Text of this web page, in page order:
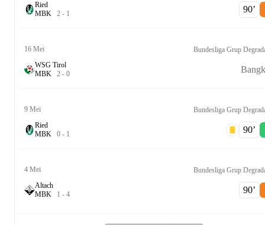
Ried
MBK 2 - 1 90‎’‎
16 Mei
Bundesliga Grup
WSG Tirol
MBK 2 - 0
9 Mei
Bundesliga Grup
Ried
MBK 0 - 1 90‎’‎
4 Mei
Bundesliga Grup
Altach
MBK 1 - 4 90‎’‎